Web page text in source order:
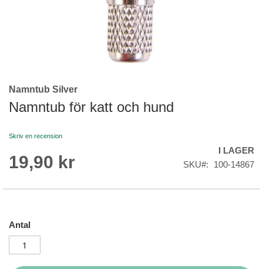
Skip
to
the
of
images
Namntub Silver
Namntub för katt och hund
Skriv en recension
19,90 kr
I LAGER
SKU
100-14867
Antal